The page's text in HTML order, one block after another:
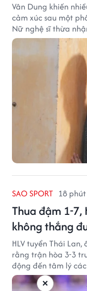
Vân Dung khiến
cảm xúc sau một
Nữ nghệ sĩ thừa
mẹ không phải sự
chứng kiến những
SAO SPORT 18
Thua đậm 1-7,
không thắng
HLV tuyển Thái
rằng trận hòa 3-3
động đến tâm lý
đậm Nga 1-7.
×